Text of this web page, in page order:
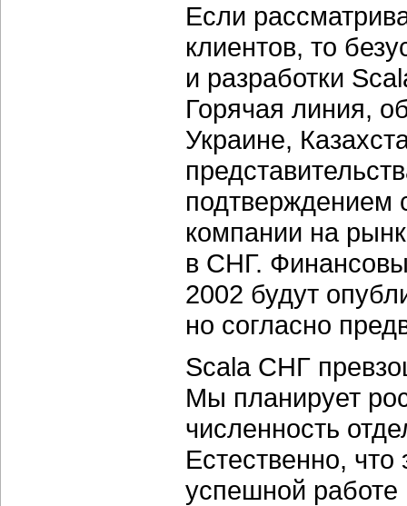
Если
клиентов, то
и разработки
Горячая линия,
Украине,
подтверждением
компании на
в СНГ.
2002 будут
но согласно
Scala СНГ
Мы планирует
численность
Естественно,
успешной работе